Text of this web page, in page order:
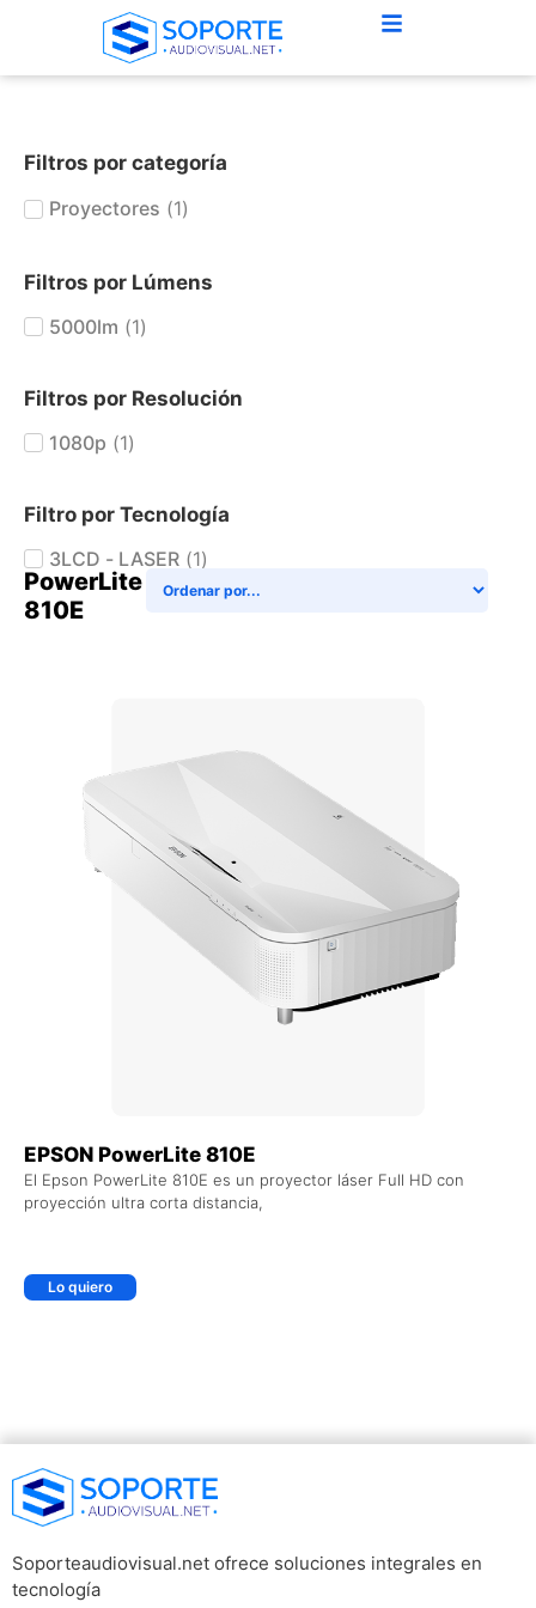
Filtros por categoría
Proyectores (1)
Filtros por Lúmens
5000lm (1)
Filtros por Resolución
1080p (1)
Filtro por Tecnología
3LCD - LASER (1)
PowerLite
810E
EPSON PowerLite 810E
El Epson PowerLite 810E es un proyector láser Full HD con
proyección ultra corta distancia,
Lo quiero
Soporteaudiovisual.net ofrece soluciones integrales en
tecnología